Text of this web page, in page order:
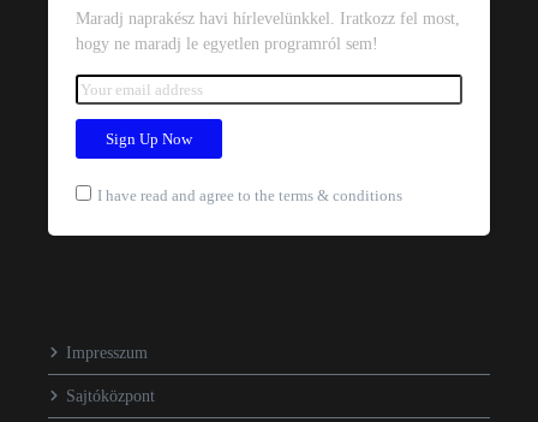
Maradj naprakész havi hírlevelünkkel. Iratkozz fel most,
hogy ne maradj le egyetlen programról sem!
I have read and agree to the terms & conditions
Impresszum
Sajtóközpont